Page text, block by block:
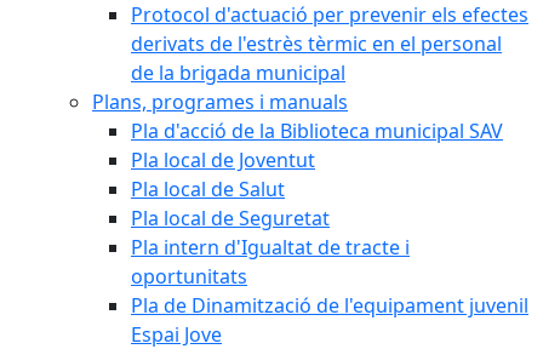
Protocol d'actuació per prevenir els efectes
derivats de l'estrès tèrmic en el personal
de la brigada municipal
Plans, programes i manuals
Pla d'acció de la Biblioteca municipal SAV
Pla local de Joventut
Pla local de Salut
Pla local de Seguretat
Pla intern d'Igualtat de tracte i
oportunitats
Pla de Dinamització de l'equipament juvenil
Espai Jove